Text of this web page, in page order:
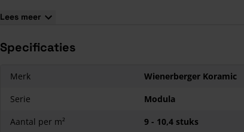
Koramic Modula is een serie met 5 verschillende kleuren met
Lees meer
Specificaties
Merk
Wienerberger Koramic
Serie
Modula
Aantal per m²
9 - 10,4 stuks